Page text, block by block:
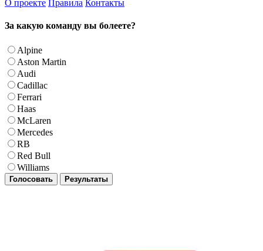
О проекте Правила Контакты
За какую команду вы болеете?
Alpine
Aston Martin
Audi
Cadillac
Ferrari
Haas
McLaren
Mercedes
RB
Red Bull
Williams
Голосовать Результаты